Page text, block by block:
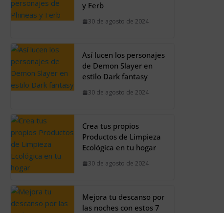
y Ferb
30 de agosto de 2024
Así lucen los personajes
de Demon Slayer en
estilo Dark fantasy
30 de agosto de 2024
Crea tus propios
Productos de Limpieza
Ecológica en tu hogar
30 de agosto de 2024
Mejora tu descanso por
las noches con estos 7